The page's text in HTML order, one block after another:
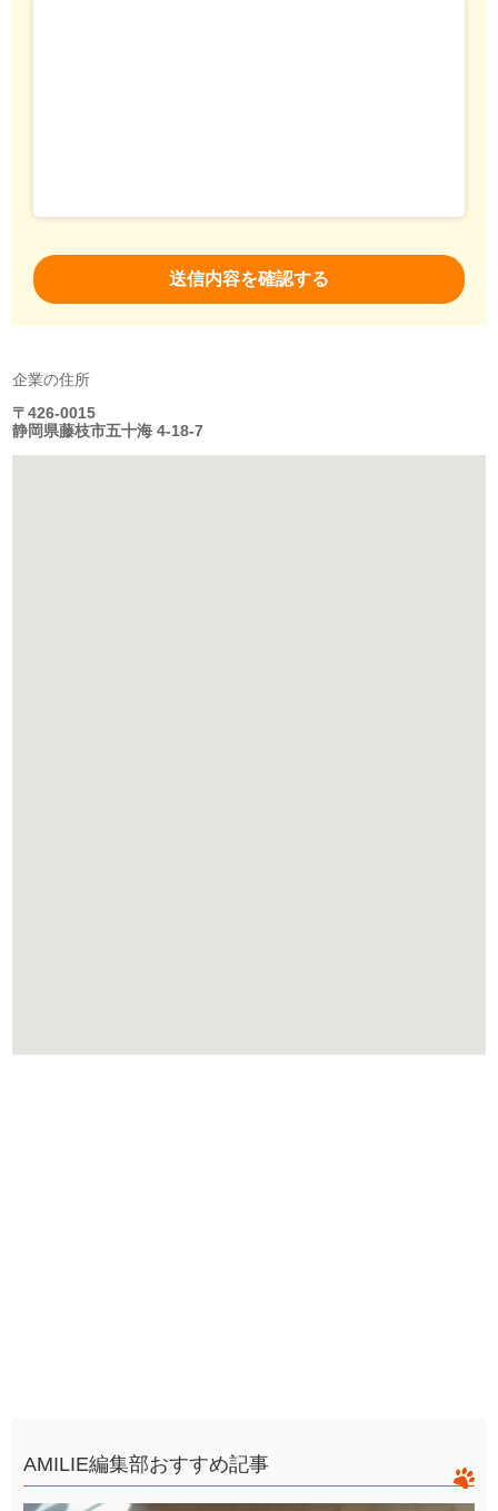
企業の住所
〒426-0015
静岡県藤枝市五十海 4-18-7
AMILIE編集部おすすめ記事